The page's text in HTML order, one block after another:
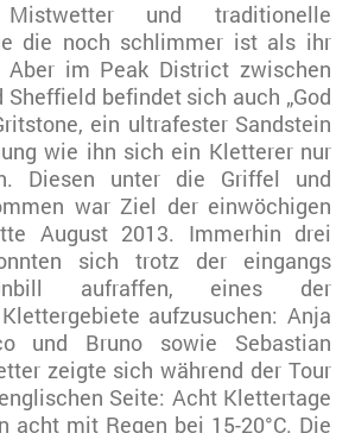
Mistwetter und traditionelle
die noch schlimmer ist als ihr
Aber im Peak District zwischen
Sheffield befindet sich auch „God
ein ultrafester Sandstein
wie ihn sich ein Kletterer nur
Diesen unter die Griffel und
war Ziel der einwöchigen
August 2013. Immerhin drei
sich trotz der eingangs
aufraffen, eines der
aufzusuchen: Anja
und Bruno sowie Sebastian
zeigte sich während der Tour
Seite: Acht Klettertage
acht mit Regen bei 15-20°C. Die